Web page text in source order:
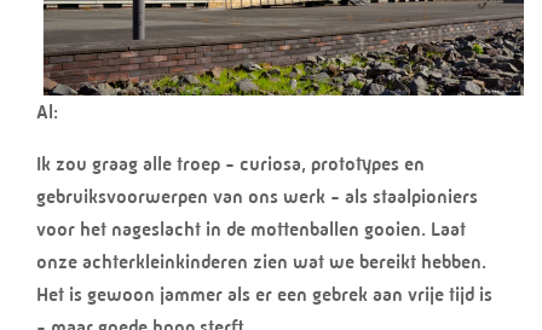
Al:
Ik zou graag alle troep - curiosa, prototypes en
gebruiksvoorwerpen van ons werk - als staalpioniers
voor het nageslacht in de mottenballen gooien. Laat
onze achterkleinkinderen zien wat we bereikt hebben.
Het is gewoon jammer als er een gebrek aan vrije tijd is